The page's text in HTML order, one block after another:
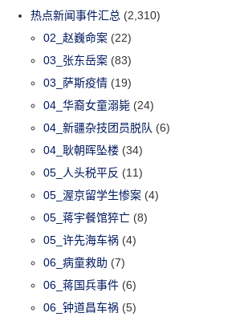
热点新闻事件汇总 (2,310)
02_赵巍命案 (22)
03_张东岳案 (83)
03_萨斯疫情 (19)
04_华裔女童溺毙 (24)
04_新疆杂技团员脱队 (6)
04_耿朝晖坠楼 (34)
05_人头税平反 (11)
05_渥京留学生惨案 (4)
05_蒋宇餐馆猝亡 (8)
05_许先海车祸 (4)
06_病童救助 (7)
06_蒋国兵事件 (6)
06_钟道昌车祸 (5)